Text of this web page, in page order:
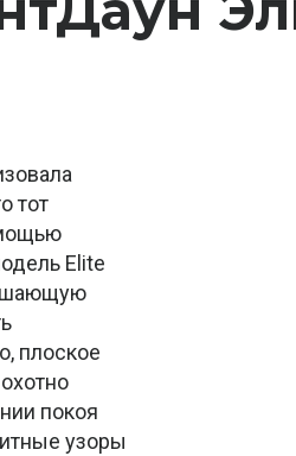
тот
Elite
плоское
покоя
узоры